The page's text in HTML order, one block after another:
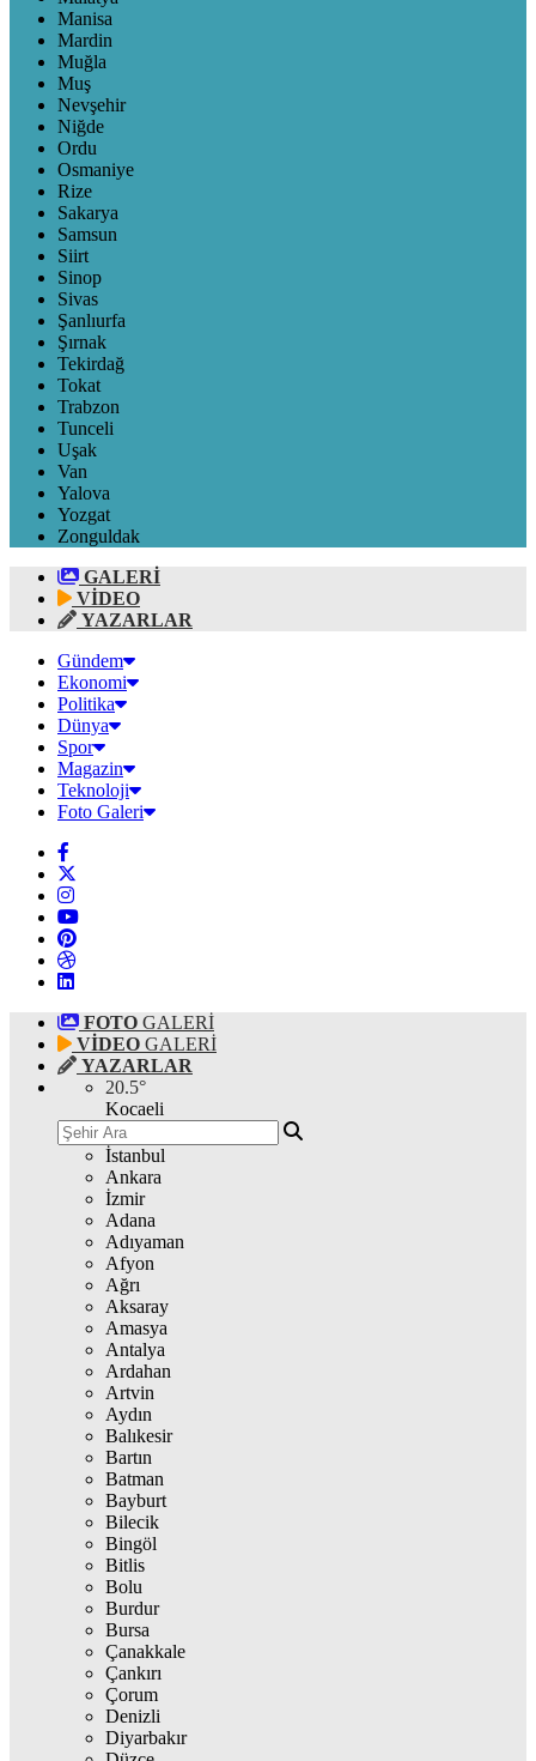
Manisa
Mardin
Muğla
Muş
Nevşehir
Niğde
Ordu
Osmaniye
Rize
Sakarya
Samsun
Siirt
Sinop
Sivas
Şanlıurfa
Şırnak
Tekirdağ
Tokat
Trabzon
Tunceli
Uşak
Van
Yalova
Yozgat
Zonguldak
GALERİ
VİDEO
YAZARLAR
Gündem
Ekonomi
Politika
Dünya
Spor
Magazin
Teknoloji
Foto Galeri
FOTO GALERİ
VİDEO GALERİ
YAZARLAR
20.5°
Kocaeli
İstanbul
Ankara
İzmir
Adana
Adıyaman
Afyon
Ağrı
Aksaray
Amasya
Antalya
Ardahan
Artvin
Aydın
Balıkesir
Bartın
Batman
Bayburt
Bilecik
Bingöl
Bitlis
Bolu
Burdur
Bursa
Çanakkale
Çankırı
Çorum
Denizli
Diyarbakır